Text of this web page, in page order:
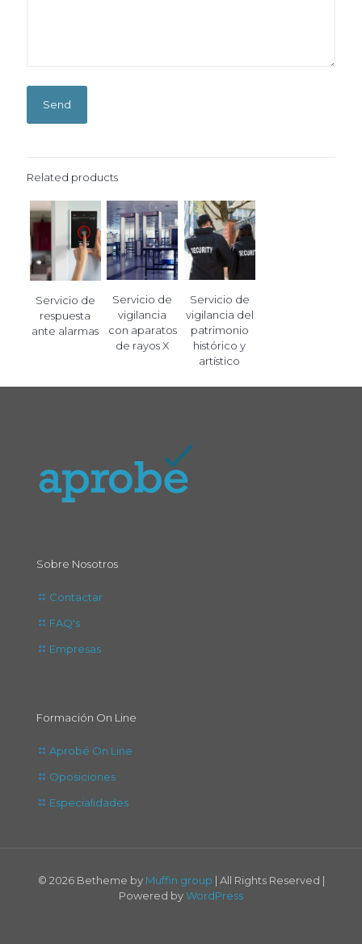
Related products
Servicio de
respuesta
ante alarmas
Servicio de
vigilancia
con aparatos
de rayos X
Servicio de
vigilancia del
patrimonio
histórico y
artístico
Sobre Nosotros
Contactar
FAQ's
Empresas
Formación On Line
Aprobé On Line
Oposiciones
Especialidades
© 2026 Betheme by Muffin group | All Rights Reserved |
Powered byWordPress